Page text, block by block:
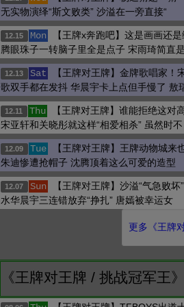
无实物演绎“斯文败类” 沙溢在一旁直接“
12.15 Mon
【王牌x奔跑吧】这是画画还
腾眼珠子一转脑子里全是点子 宋雨琦简直
12.13 Sat
【王牌对王牌】金牌歌唱家！
歌双手都在发抖 华晨宇卡上点但手慢了 敖
12.11 Thu
【王牌对王牌】谁能拒绝这对
宋亚轩和关晓彤就这样“相爱相杀” 虽然时不
12.09 Tue
【王牌对王牌】王牌动物城来
朱迪惨遭抢帽子 沈腾顶着这么可爱的造型
12.07 Sun
【王牌对王牌】沙溢“气急败坏
水华晨宇三连错放弃“挣扎” 唐嫣被幸运女
更多《王牌
《王牌对王牌 / 挑战冠军王